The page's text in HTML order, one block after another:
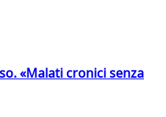
«Malati cronici senza